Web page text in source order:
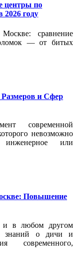
центры по
2026 году
сравнение
— от битых
и Сфер
современной
невозможно
или
Повышение
и в любом другом
знаний о дичи и
современного,